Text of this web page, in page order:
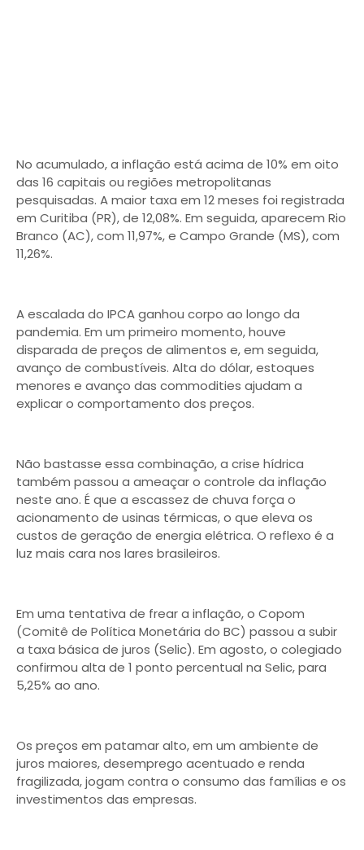
No acumulado, a inflação está acima de 10% em oito
das 16 capitais ou regiões metropolitanas
pesquisadas. A maior taxa em 12 meses foi registrada
em Curitiba (PR), de 12,08%. Em seguida, aparecem Rio
Branco (AC), com 11,97%, e Campo Grande (MS), com
11,26%. ​
A escalada do IPCA ganhou corpo ao longo da
pandemia. Em um primeiro momento, houve
disparada de preços de alimentos e, em seguida,
avanço de combustíveis. Alta do dólar, estoques
menores e avanço das commodities ajudam a
explicar o comportamento dos preços.
Não bastasse essa combinação, a crise hídrica
também passou a ameaçar o controle da inflação
neste ano. É que a escassez de chuva força o
acionamento de usinas térmicas, o que eleva os
custos de geração de energia elétrica. O reflexo é a
luz mais cara nos lares brasileiros.
Em uma tentativa de frear a inflação, o Copom
(Comitê de Política Monetária do BC) passou a subir
a taxa básica de juros (Selic). Em agosto, o colegiado
confirmou alta de 1 ponto percentual na Selic, para
5,25% ao ano.
Os preços em patamar alto, em um ambiente de
juros maiores, desemprego acentuado e renda
fragilizada, jogam contra o consumo das famílias e os
investimentos das empresas.